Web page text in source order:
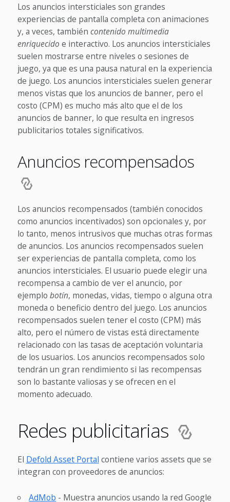
Los anuncios intersticiales son grandes
experiencias de pantalla completa con animaciones
y, a veces, también contenido multimedia
enriquecido e interactivo. Los anuncios intersticiales
suelen mostrarse entre niveles o sesiones de
juego, ya que es una pausa natural en la experiencia
de juego. Los anuncios intersticiales suelen generar
menos vistas que los anuncios de banner, pero el
costo (CPM) es mucho más alto que el de los
anuncios de banner, lo que resulta en ingresos
publicitarios totales significativos.
Anuncios recompensados
Los anuncios recompensados (también conocidos
como anuncios incentivados) son opcionales y, por
lo tanto, menos intrusivos que muchas otras formas
de anuncios. Los anuncios recompensados suelen
ser experiencias de pantalla completa, como los
anuncios intersticiales. El usuario puede elegir una
recompensa a cambio de ver el anuncio, por
ejemplo botín, monedas, vidas, tiempo o alguna otra
moneda o beneficio dentro del juego. Los anuncios
recompensados suelen tener el costo (CPM) más
alto, pero el número de vistas está directamente
relacionado con las tasas de aceptación voluntaria
de los usuarios. Los anuncios recompensados solo
tendrán un gran rendimiento si las recompensas
son lo bastante valiosas y se ofrecen en el
momento adecuado.
Redes publicitarias
El Defold Asset Portal contiene varios assets que se
integran con proveedores de anuncios:
AdMob - Muestra anuncios usando la red Google